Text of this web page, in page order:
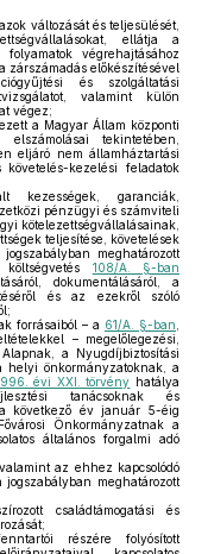
változását és teljesülését,
ellátja a
végrehajtásához
zárszámadás előkészítésével
és szolgáltatási
valamint külön
végez;
a Magyar Állam központi
elszámolásai tekintetében,
eljáró nem államháztartási
kezelési feladatok
garanciák,
pénzügyi és számviteli
kötelezettségvállalásainak,
teljesítése, követelések
meghatározott
108/A. §-ban
dokumentálásáról, a
és az ezekről szóló
forrásaiból – a 61/A. §-ban
– megelőlegezési,
a Nyugdíjbiztosítási
önkormányzatoknak, a
évi XXI. törvény hatálya
tanácsoknak és
következő év január 5-éig
Önkormányzatnak a
általános forgalmi adó
az ehhez kapcsolódó
meghatározott
családtámogatási és
részére folyósított